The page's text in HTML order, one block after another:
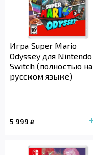
Игра Super Mario
Odyssey для Nintendo
Switch (полностью на
русском языке)
5 999 ₽